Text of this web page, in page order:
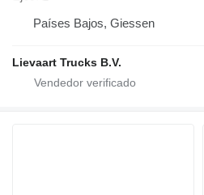
Países Bajos, Giessen
Lievaart Trucks B.V.